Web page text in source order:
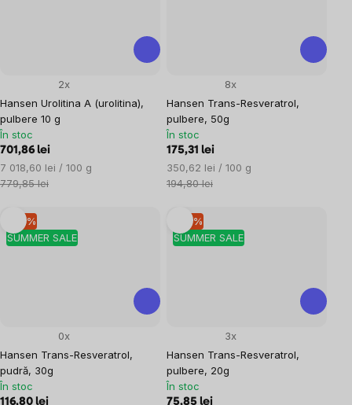
Hansen Urolitina A (urolitina),
pulbere 10 g
2x
În stoc
701,86 lei
Evaluare
preţ:
7 018,60 lei / 100 g
779,85 lei
Hansen Trans-Resveratrol,
pulbere, 50g
8x
În stoc
175,31 lei
Evaluare
preţ:
350,62 lei / 100 g
194,80 lei
SUMMER SALE
–10 %
Hansen Trans-Resveratrol,
pudră, 30g
0x
În stoc
116,80 lei
SUMMER SALE
–10 %
Hansen Trans-Resveratrol,
pulbere, 20g
3x
În stoc
75,85 lei